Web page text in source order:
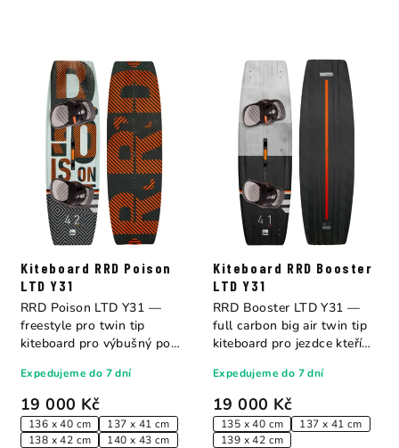
Kiteboard RRD Poison
LTD Y31
19 000 Kč
136 x 40 cm
137 x 41 cm
138 x 42 cm
140 x 43 cm
Expedujeme do 7 dní
RRD Poison LTD Y31 —
freestyle pro twin tip
kiteboard pro výbušný pop,
Kiteboard RRD Booster
LTD Y31
19 000 Kč
135 x 40 cm
137 x 41 cm
139 x 42 cm
Expedujeme do 7 dní
RRD Booster LTD Y31 —
full carbon big air twin tip
kiteboard pro jezdce kteří